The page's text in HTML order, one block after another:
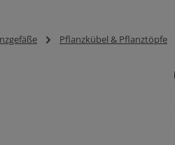
Pflanzkübel & Pflanztöpfe